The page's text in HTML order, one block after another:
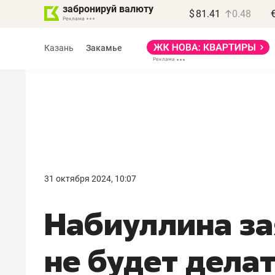
забронируй валюту $ 81.41 0.48
Казань Закамье
31 октября 2024, 10:07
Набиуллина
не будет
правил, бизнес
потерять минимум